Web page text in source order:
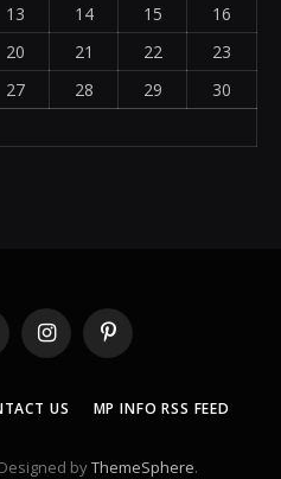
13 14 15
16
20 21 22
23
27 28 29
30
InstagramPinterest
US MP INFO RSS FEED
byThemeSphere.